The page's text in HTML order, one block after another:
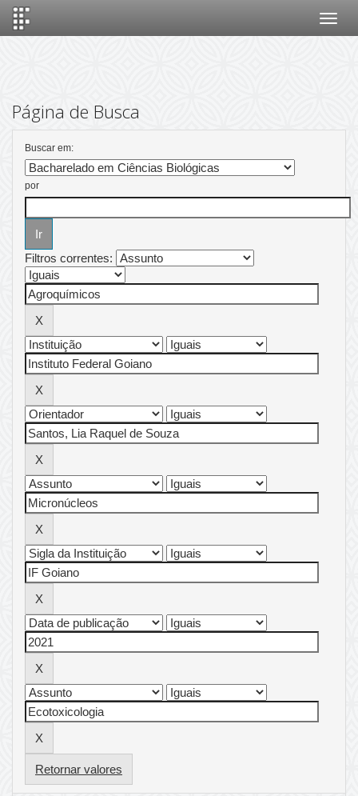
Página de Busca
Buscar em:
por
Filtros correntes:
Retornar valores